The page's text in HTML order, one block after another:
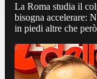
La Roma studia il
bisogna accelerare:
in piedi altre che